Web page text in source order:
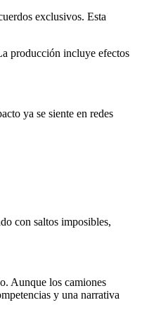
exclusivos. Esta
producción incluye efectos
ya se siente en redes
con saltos imposibles,
Aunque los camiones
y una narrativa